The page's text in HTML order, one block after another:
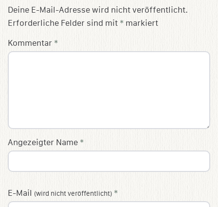
Deine E-Mail-Adresse wird nicht veröffentlicht.
Erforderliche Felder sind mit * markiert
Kommentar *
Angezeigter Name *
E-Mail (wird nicht veröffentlicht) *